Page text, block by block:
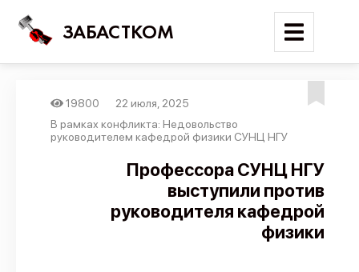
ЗАБАСТКОМ
Войти
Поиск
Новости
Карта событий
19800
22 июля, 2025
В рамках конфликта: Недовольство
руководителем кафедрой физики СУНЦ НГУ
Профессора СУНЦ НГУ
выступили против
руководителя кафедрой
физики